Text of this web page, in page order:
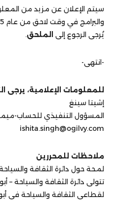
سيتم الإعلان عن مزيد من
يُرجى الرجوع إلى
الملحق.
-انتهى-
للمعلومات الإعلامية، يرجى
إشيتا سينغ
المسؤول التنفيذي للحساب-
ishita.singh@ogilvy.com
ملاحظات للمحررين
لمحة حول دائرة الثقافة
تتولى دائرة الثقافة والسياحة –
لقطاعي الثقافة والسياحة في